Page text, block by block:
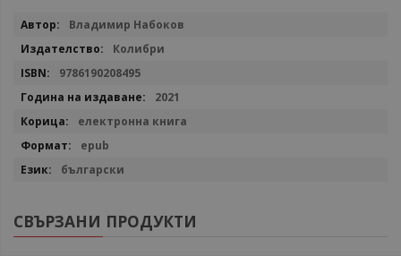
Повече
Владимир Набоков
Колибри
9786190208495
2021
електронна книга
epub
български
СВЪРЗАНИ ПРОДУКТИ